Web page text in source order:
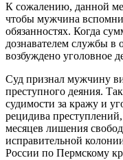
К сожалению, данной
чтобы мужчина
обязанностях. Когда
дознавателем службы
возбуждено уголовное
Суд признал мужчину
преступного деяния.
судимости за кражу и
рецидива
месяцев лишения
исправительной
России по Пермскому